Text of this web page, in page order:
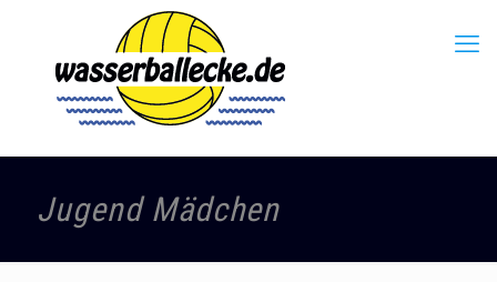
Jugend Mädchen